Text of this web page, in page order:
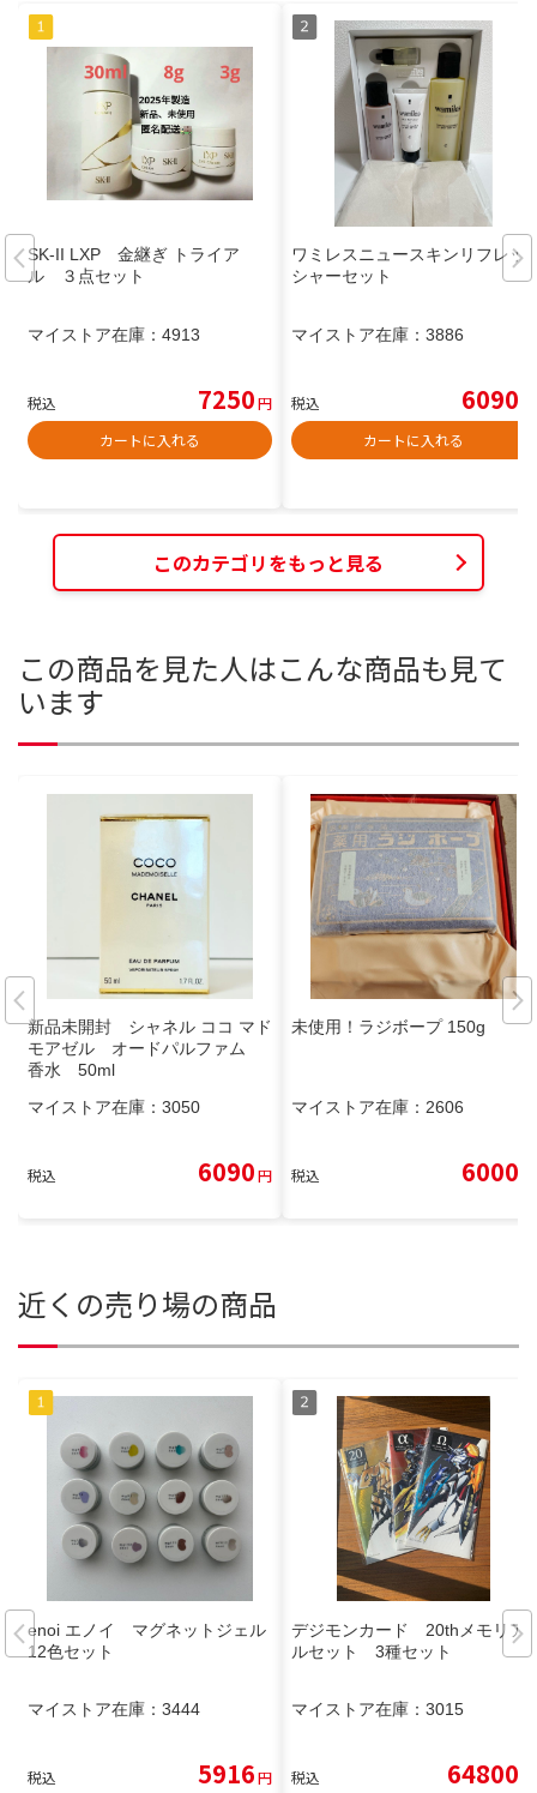
SK-II LXP 金継ぎ トライア
ル ３点セット
マイストア在庫： 4913
税込 7250円
カートに入れる
ワミレスニュースキンリフレッ
シャーセット
マイストア在庫： 3886
税込 6090
カートに入れる
このカテゴリをもっと見る
この商品を見た人はこんな商品も見て
います
新品未開封 シャネル ココ マド
モアゼル オードパルファム
香水 50ml
マイストア在庫： 3050
税込 6090円
未使用！ラジボープ 150g
マイストア在庫： 2606
税込 6000
近くの売り場の商品
enoi エノイ マグネットジェル
12色セット
マイストア在庫： 3444
税込 5916円
デジモンカード 20thメモリア
ルセット 3種セット
マイストア在庫： 3015
税込 64800